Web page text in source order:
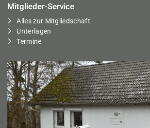
Mitglieder-Service
Alles zur Mitgliedschaft
Unterlagen
Termine